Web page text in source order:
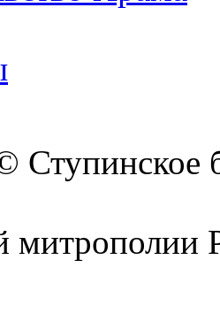
Ступинское
митрополии